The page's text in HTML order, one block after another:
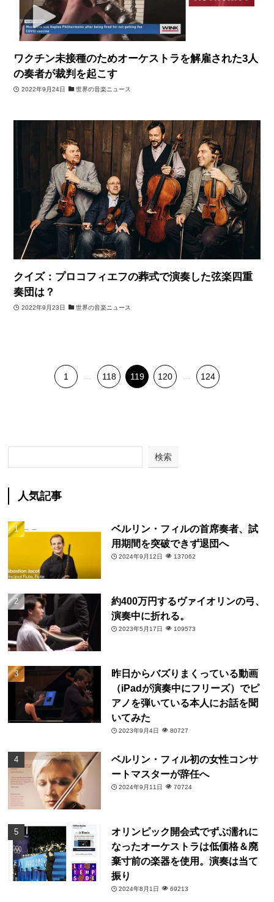
ワクチン未接種のためオーケストラを解雇された3人
の奏者が裁判を起こす
2022年9月24日 世界の音楽ニュース
クイズ：プロコフィエフの葬式で演奏した弦楽四重
奏団は？
2022年9月23日 世界の音楽ニュース
1 118 119 120 124
検索
人気記事
ベルリン・フィルの首席奏者、試
用期間を突破できず退団へ
2024年9月12日 137062
約400万円するヴァイオリンの弓、
演奏中に折れる。
2023年5月17日 109573
昨日からバズりまくっている動画
（iPadが演奏中にフリーズ）でピ
アノを弾いている本人にお話を聞
いてみた
2023年9月4日 80727
ベルリン・フィル初の女性コンサ
ートマスターが辞任へ
2024年9月11日 70724
オリンピック開会式でずぶ濡れに
なったオーケストラは低価格＆廃
棄寸前の楽器を使用。演奏は当て
振り
2024年8月1日 69213